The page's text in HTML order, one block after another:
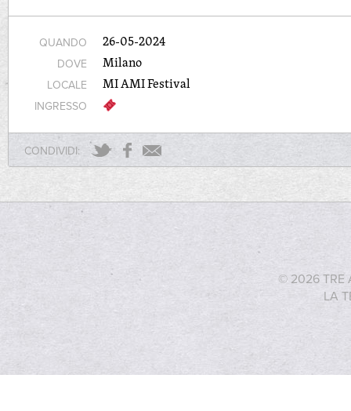
QUANDO 26-05-2024
DOVE Milano
LOCALE MI AMI Festival
INGRESSO
CONDIVIDI:
© 2026 TRE
LA